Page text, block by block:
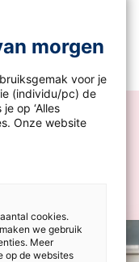
morgen
voor je
(individu/pc) de
op ‘Alles
Onze website
cookies.
we gebruik
Meer
op de websites